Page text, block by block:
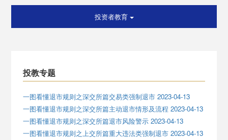
投资者教育
投教专题
一图看懂退市规则之深交所篇交易类强制退市 2023-04-13
一图看懂退市规则之深交所篇主动退市情形及流程 2023-04-13
一图看懂退市规则之深交所篇退市风险警示 2023-04-13
一图看懂退市规则之上交所篇重大违法类强制退市 2023-04-13